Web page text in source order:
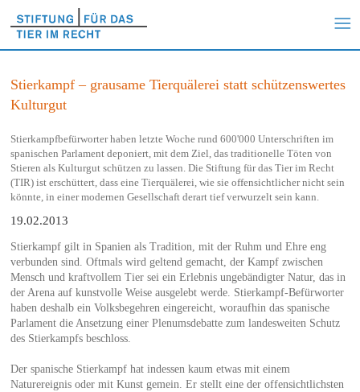
Stierkampf – grausame Tierquälerei statt schützenswertes
Kulturgut
Stierkampfbefürworter haben letzte Woche rund 600'000 Unterschriften im
spanischen Parlament deponiert, mit dem Ziel, das traditionelle Töten von
Stieren als Kulturgut schützen zu lassen. Die Stiftung für das Tier im Recht
(TIR) ist erschüttert, dass eine Tierquälerei, wie sie offensichtlicher nicht sein
könnte, in einer modernen Gesellschaft derart tief verwurzelt sein kann.
19.02.2013
Stierkampf gilt in Spanien als Tradition, mit der Ruhm und Ehre eng
verbunden sind. Oftmals wird geltend gemacht, der Kampf zwischen
Mensch und kraftvollem Tier sei ein Erlebnis ungebändigter Natur, das in
der Arena auf kunstvolle Weise ausgelebt werde. Stierkampf-Befürworter
haben deshalb ein Volksbegehren eingereicht, woraufhin das spanische
Parlament die Ansetzung einer Plenumsdebatte zum landesweiten Schutz
des Stierkampfs beschloss.
Der spanische Stierkampf hat indessen kaum etwas mit einem
Naturereignis oder mit Kunst gemein. Er stellt eine der offensichtlichsten